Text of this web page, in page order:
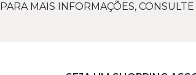
PARA MAIS INFORMAÇÕES, CONSULTE